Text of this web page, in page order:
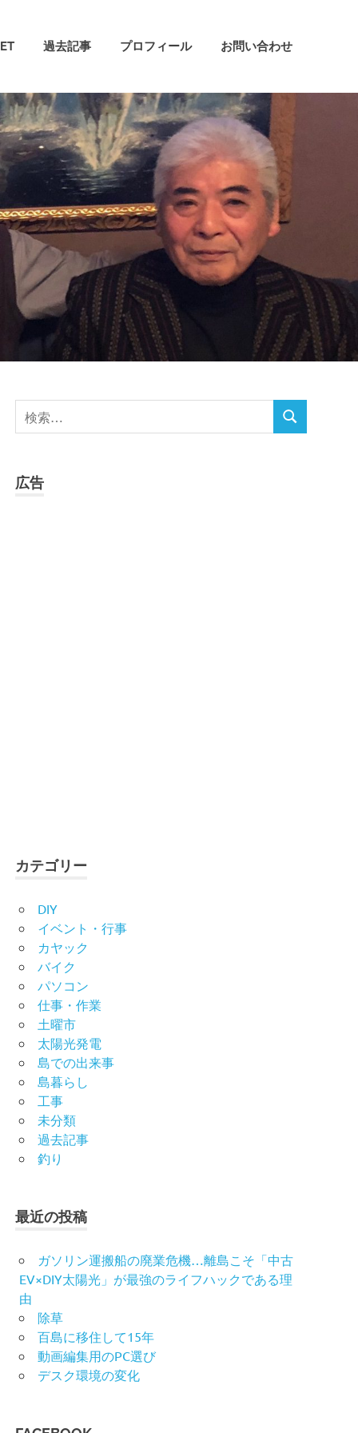
過去記事 プロフィール お問い合わせ
検
索
検
広告
カテゴリー
DIY
イベント・行事
カヤック
バイク
パソコン
仕事・作業
土曜市
太陽光発電
島での出来事
島暮らし
工事
未分類
過去記事
釣り
最近の投稿
ガソリン運搬船の廃業危機…離島こそ「中古
EV×DIY太陽光」が最強のライフハックである理
由
除草
百島に移住して15年
動画編集用のPC選び
デスク環境の変化